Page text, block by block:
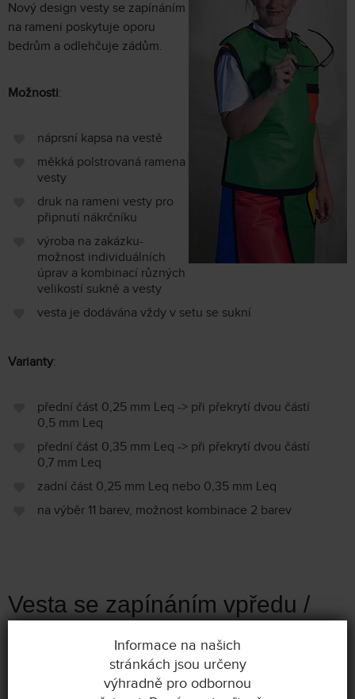
Nový design vesty se zapínáním
na rameni poskytuje oporu
bedrům a odlehčuje zádům.
Možnosti:
náprsní kapsa na vestě
měkká polstrovaná ramena
vesty
druk na rameni vesty pro
připnutí nákrčníku
výroba na zakázku-
možnost individuálních
úprav a kombinací různých
velikostí sukně a vesty
vesta je dodávána vždy v setu se sukní
Varianty:
přední část 0,25 mm Leq -> při překrytí dvou částí
0,5 mm Leq
přední část 0,35 mm Leq -> při překrytí dvou částí
0,7 mm Leq
zadní část 0,25 mm Leq nebo 0,35 mm Leq
na výběr 11 barev, možnost kombinace 2 barev
Vesta se zapínáním vpředu /
S, M, L, XL
Informace na našich
stránkách jsou určeny
výhradně pro odbornou